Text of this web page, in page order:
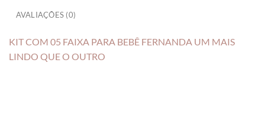
AVALIAÇÕES (0)
KIT COM 05 FAIXA PARA BEBÊ FERNANDA UM MAIS
LINDO QUE O OUTRO